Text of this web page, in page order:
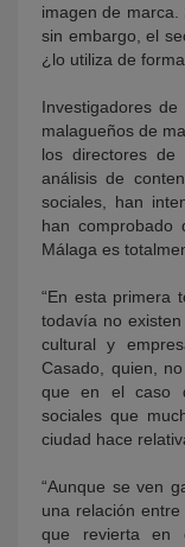
imagen de marca.
sin embargo, el
¿lo utiliza de
Investigadores
malagueños de
los directores de
análisis de
sociales, han
han comprobado
Málaga es
“En esta primera
todavía no
cultural y
Casado, quien,
que en el caso
sociales que
ciudad hace
“Aunque se ven
una relación
que revierta en